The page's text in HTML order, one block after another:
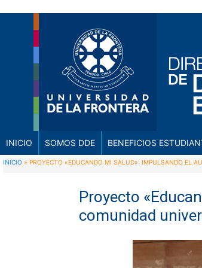
INICIO SOMOS DDE BENEFICIOS
INICIO » PROYECTO «EDUCANDO MI SALUD»: IMPULSANDO EL
Proyecto
comunidad